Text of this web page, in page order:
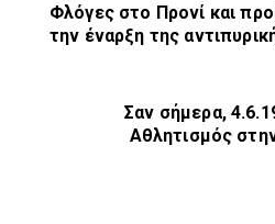
Φλόγες στο Προνί και
την έναρξη της
Σαν σήμερα,
Αθλητισμός